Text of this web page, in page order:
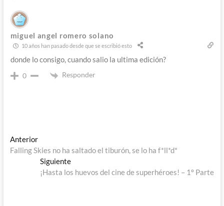
miguel angel romero solano
10 años han pasado desde que se escribió esto
donde lo consigo, cuando salio la ultima edición?
0 Responder
Navegación
de
entradas
AnteriorEntrada
anterior:
Falling Skies no ha saltado el tiburón, se lo ha f*ll*d*
SiguienteEntrada
siguiente:
¡Hasta los huevos del cine de superhéroes! – 1º Parte